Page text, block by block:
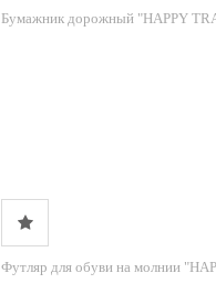
Бумажник дорожный "HAPPY
Футляр для обуви на молнии